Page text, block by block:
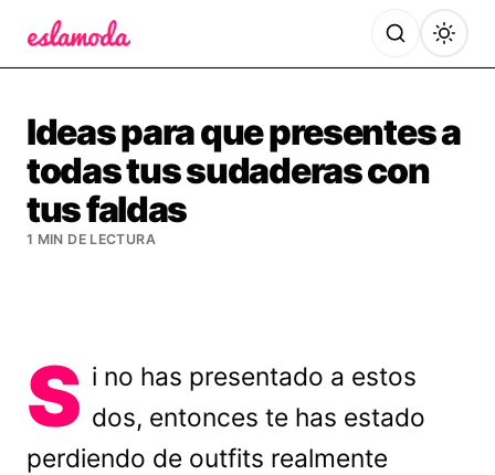
Ideas para que presentes a
todas tus sudaderas con
tus faldas
1 MIN DE LECTURA
S i no has presentado a estos
dos, entonces te has estado
perdiendo de outfits realmente